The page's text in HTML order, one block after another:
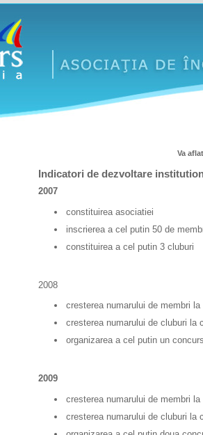
Va
Indicatori de dezvoltare
2007
constituirea asociatiei
inscrierea a cel putin 50 de
constituirea a cel putin 3 cluburi
2008
cresterea numarului de membri
cresterea numarului de cluburi la
organizarea a cel putin un
2009
cresterea numarului de membri
cresterea numarului de cluburi la